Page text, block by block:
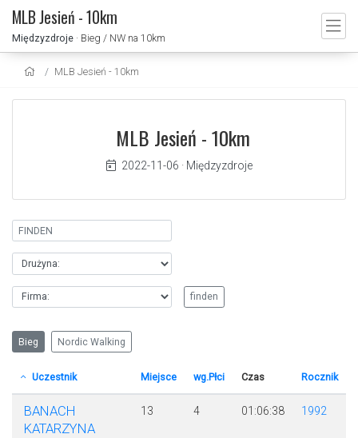
MLB Jesień - 10km
Międzyzdroje · Bieg / NW na 10km
MLB Jesień - 10km
MLB Jesień - 10km
2022-11-06 · Międzyzdroje
Bieg Nordic Walking
Uczestnik Miejsce wg.Płci Czas Rocznik
BANACH
KATARZYNA
13 4 01:06:38 1992